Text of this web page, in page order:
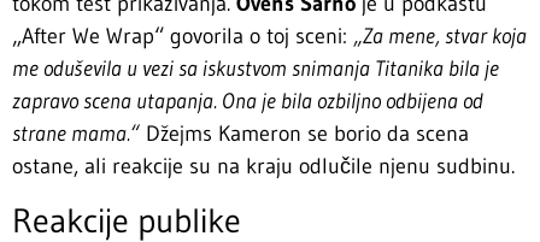
„After We Wrap“ govorila o toj sceni: „Za mene, stvar koja
me oduševila u vezi sa iskustvom snimanja Titanika bila je
zapravo scena utapanja. Ona je bila ozbiljno odbijena od
strane mama.“ Džejms Kameron se borio da scena
ostane, ali reakcije su na kraju odlučile njenu sudbinu.
Reakcije publike